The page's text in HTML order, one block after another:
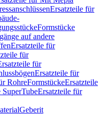
Ersatzteile für
Formstücke
auf andere
Ersatzteile für
für
für
Ersatzteile für
RohreFormstückeErsatzteile
SuperTubeErsatzteile für
Geberit